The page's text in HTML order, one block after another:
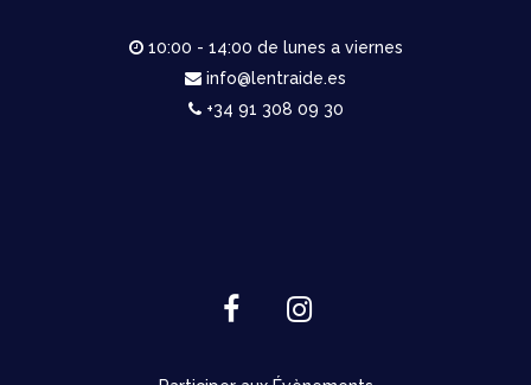
10:00 - 14:00 de lunes a viernes
info@lentraide.es
+34 91 308 09 30